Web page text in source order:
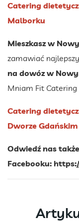
Catering
Malborku
Mieszkasz w
zamawiać najlepszy
na dowóz w
Mniam Fit
Catering
Dworze Gdańskim
Odwiedź nas
Facebooku: